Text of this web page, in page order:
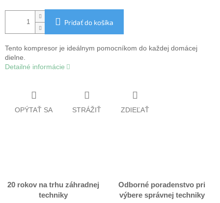
Pridať do košíka
Tento kompresor je ideálnym pomocníkom do každej domácej
dielne.
Detailné informácie
OPÝTAŤ SA STRÁŽIŤ ZDIEĽAŤ
20 rokov na trhu záhradnej
techniky
Odborné poradenstvo pri
výbere správnej techniky